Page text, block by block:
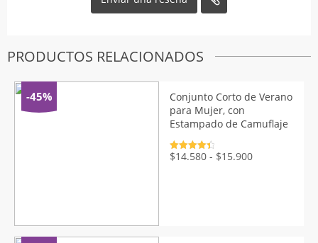
PRODUCTOS RELACIONADOS
-45%
Conjunto Corto de Verano
para Mujer, con
Estampado de Camuflaje
Valorado
con4.5de
$14.580 - $15.900Rango